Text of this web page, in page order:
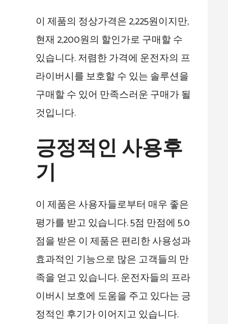
이 제품의 정상가격은 2,225원이지만,
현재 2,200원의 할인가로 구매할 수
있습니다. 저렴한 가격에 운전자의 프
라이버시를 보호할 수 있는 솔루션을
구매할 수 있어 만족스러운 구매가 될
것입니다.
긍정적인 사용후
기
이 제품은 사용자들로부터 매우 좋은
평가를 받고 있습니다. 5점 만점에 5.0
점을 받은 이 제품은 편리한 사용성과
효과적인 기능으로 많은 고객들의 만
족을 얻고 있습니다. 운전자들의 프라
이버시 보호에 도움을 주고 있다는 긍
정적인 후기가 이어지고 있습니다.